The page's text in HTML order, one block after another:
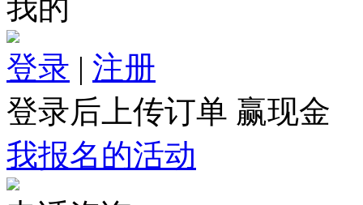
我的
登录 | 注册
登录后上传订单 赢现金
我报名的活动